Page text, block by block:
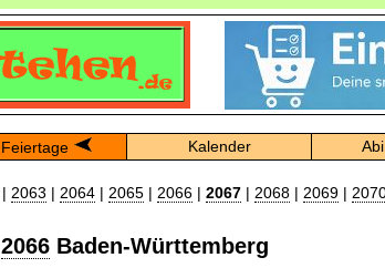
Feiertage Kalender
| 2063 | 2064 | 2065 | 2066 | 2067 | 2068 | 2069 |
2066 Baden-Württemberg